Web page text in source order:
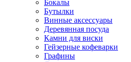
Бокалы
Бутылки
Винные аксессуары
Деревянная посуда
Камни для виски
Гейзерные кофеварки
Графины